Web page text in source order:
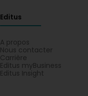
Editus
A propos
Nous contacter
Carrière
Editus myBusiness
Editus Insight